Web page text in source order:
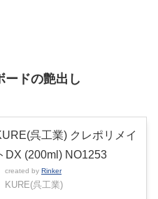
ードの艶出し
呉工業) クレポリメイ
DX (200ml) NO1253
created by Rinker
KURE(呉工業)